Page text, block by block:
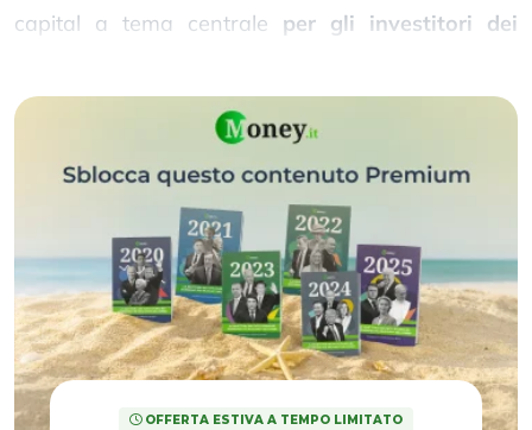
capital a tema centrale per gli investitori dei
OFFERTA ESTIVA A TEMPO LIMITATO